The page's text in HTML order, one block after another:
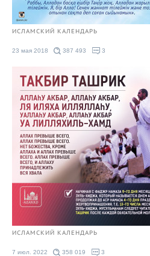
ИСЛАМСКИЙ КАЛЕНДАРЬ
23 мая 2018 387 493 3
ИСЛАМСКИЙ КАЛЕНДАРЬ
7 июл. 2022 358 019 3